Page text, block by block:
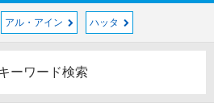
アル・アイン ハッタ
ーワード検索